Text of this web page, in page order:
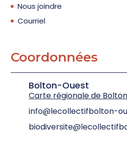
Nous joindre
Courriel
Coordonnées
Carte régionale de
Bolton-Ouest
info@lecollectifbolton-